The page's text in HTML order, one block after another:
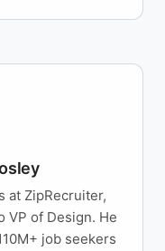
at ZipRecruiter,
VP of Design. He
job seekers